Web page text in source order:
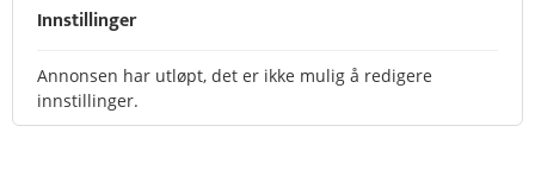
Innstillinger
Annonsen har utløpt, det er ikke mulig å redigere
innstillinger.